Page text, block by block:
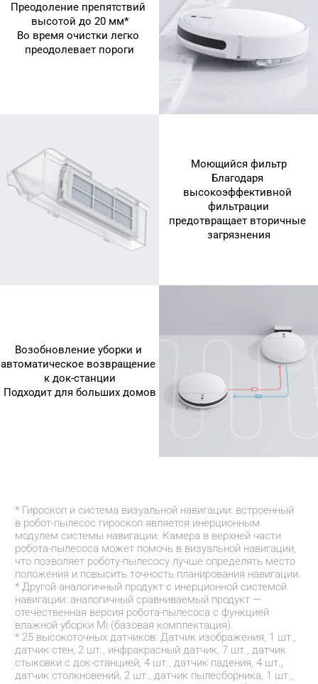
Преодоление препятствий
высотой до 20 мм*
Во время очистки легко
преодолевает пороги
Моющийся фильтр
Благодаря
высокоэффективной
фильтрации
предотвращает вторичные
загрязнения
Возобновление уборки и
автоматическое возвращение
к док-станции
Подходит для больших домов
* Гироскоп и система визуальной навигации: встроенный
в робот-пылесос гироскоп является инерционным
модулем системы навигации. Камера в верхней части
робота-пылесоса может помочь в визуальной навигации,
что позволяет роботу-пылесосу лучше определять место
положения и повысить точность планирования навигации.
* Другой аналогичный продукт с инерционной системой
навигации: аналогичный сравниваемый продукт —
отечественная версия робота-пылесоса с функцией
влажной уборки Mi (базовая комплектация).
* 25 высокоточных датчиков: Датчик изображения, 1 шт.,
датчик стен, 2 шт., инфракрасный датчик, 7 шт., датчик
стыковки с док-станцией, 4 шт., датчик падения, 4 шт.,
датчик столкновений, 2 шт., датчик пылесборника, 1 шт.,